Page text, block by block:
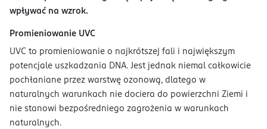
wpływać na wzrok.
Promieniowanie UVC
UVC to promieniowanie o najkrótszej fali i największym
potencjale uszkadzania DNA. Jest jednak niemal całkowicie
pochłaniane przez warstwę ozonową, dlatego w
naturalnych warunkach nie dociera do powierzchni Ziemi i
nie stanowi bezpośredniego zagrożenia w warunkach
naturalnych.